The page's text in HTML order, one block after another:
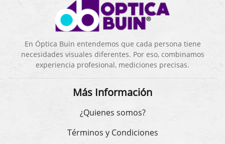
En Óptica Buin entendemos que cada persona tiene
necesidades visuales diferentes. Por eso, combinamos
experiencia profesional, mediciones precisas.
Más Información
¿Quienes somos?
Términos y Condiciones